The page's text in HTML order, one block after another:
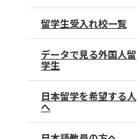
留学生受入れ校一覧
データで見る外国人留
学生
日本留学を希望する人
へ